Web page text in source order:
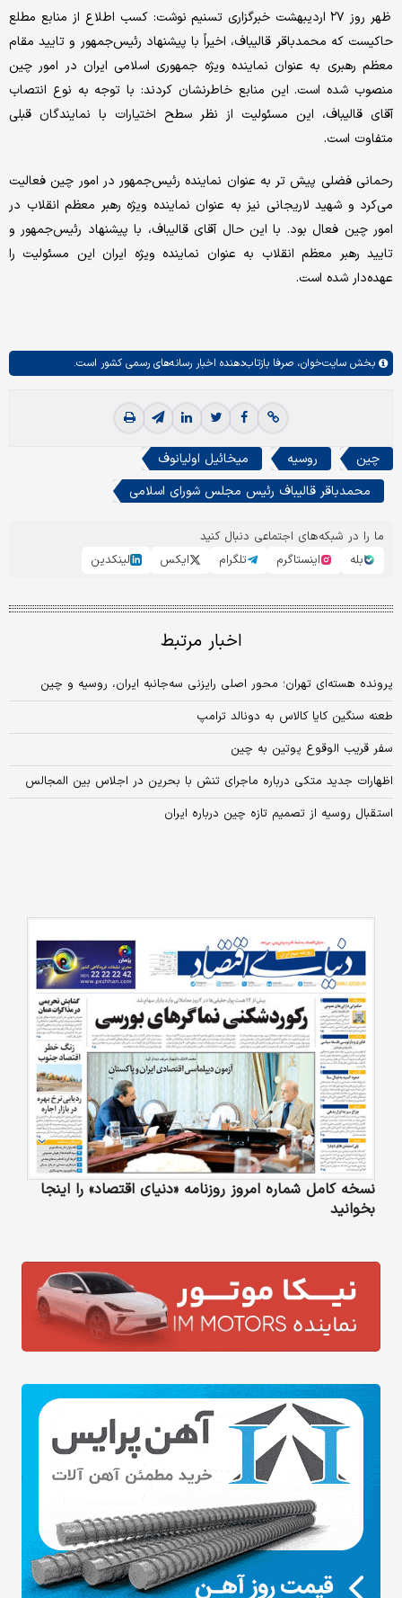
ظهر روز ۲۷ اردیبهشت خبرگزاری تسنیم نوشت: کسب اطلاع از منابع مطلع
حاکیست که محمدباقر قالیباف، اخیراً با پیشنهاد رئیس‌جمهور و تایید مقام
معظم رهبری به عنوان نماینده ویژه جمهوری اسلامی ایران در امور چین
منصوب شده است. این منابع خاطرنشان کردند: با توجه به نوع انتصاب
آقای قالیباف، این مسئولیت از نظر سطح اختیارات با نمایندگان قبلی
متفاوت است.
رحمانی فضلی پیش تر به عنوان نماینده رئیس‌جمهور در امور‌ چین فعالیت
می‌کرد و شهید لاریجانی نیز به عنوان نماینده ویژه رهبر معظم انقلاب در
امور چین فعال بود. با این حال آقای قالیباف، با پیشنهاد رئیس‌جمهور و
تایید رهبر معظم انقلاب به عنوان نماینده ویژه ایران این مسئولیت را
عهده‌دار شده است.
بخش سایت‌خوان، صرفا بازتاب‌دهنده اخبار رسانه‌های رسمی کشور است.
چین روسیه
میخائیل اولیانوف
محمدباقر قالیباف رئیس مجلس شورای اسلامی
ما را در شبکه‌های اجتماعی دنبال کنید
بله
اینستاگرم تلگرام ایکس لینکدین
اخبار مرتبط
پرونده هسته‌ای تهران؛ محور اصلی رایزنی سه‌جانبه ایران، روسیه و چین
طعنه سنگین کایا کالاس به دونالد ترامپ
سفر قریب الوقوع پوتین به چین
اظهارات جدید متکی درباره ماجرای تنش با بحرین در اجلاس بین المجالس
استقبال روسیه از تصمیم تازه چین درباره ایران
نسخه کامل شماره امروز روزنامه «دنیای‌ اقتصاد» را اینجا
بخوانید